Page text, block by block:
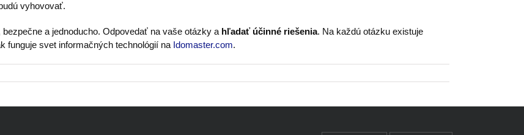
vyhovovať.
a jednoducho. Odpovedať na vaše otázky a hľadať účinné riešenia. Na každú otázku existuje
funguje svet informačných technológií na Idomaster.com.